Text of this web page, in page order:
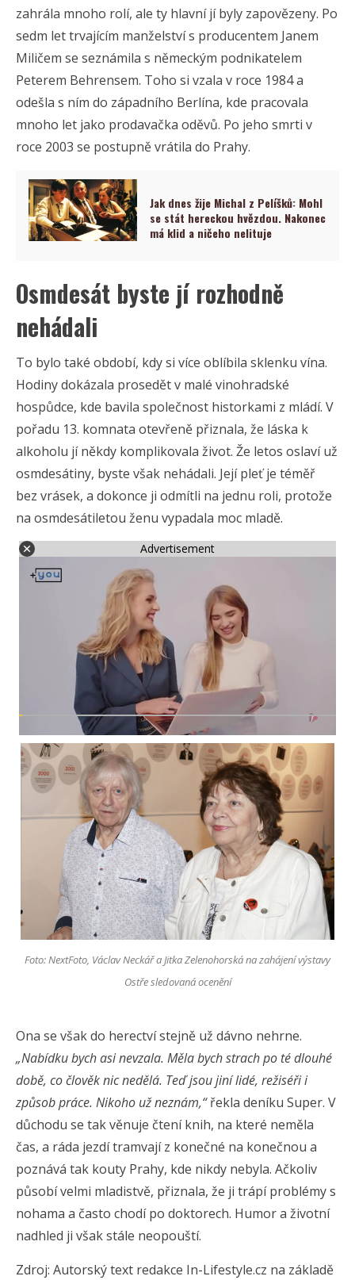
zahrála mnoho rolí, ale ty hlavní jí byly zapovězeny. Po
sedm let trvajícím manželství s producentem Janem
Miličem se seznámila s německým podnikatelem
Peterem Behrensem. Toho si vzala v roce 1984 a
odešla s ním do západního Berlína, kde pracovala
mnoho let jako prodavačka oděvů. Po jeho smrti v
roce 2003 se postupně vrátila do Prahy.
Jak dnes žije Michal z Pelíšků: Mohl
se stát hereckou hvězdou. Nakonec
má klid a ničeho nelituje
Osmdesát byste jí rozhodně
nehádali
To bylo také období, kdy si více oblíbila sklenku vína.
Hodiny dokázala prosedět v malé vinohradské
hospůdce, kde bavila společnost historkami z mládí. V
pořadu 13. komnata otevřeně přiznala, že láska k
alkoholu jí někdy komplikovala život. Že letos oslaví už
osmdesátiny, byste však nehádali. Její pleť je téměř
bez vrásek, a dokonce ji odmítli na jednu roli, protože
na osmdesátiletou ženu vypadala moc mladě.
Advertisement
Foto: NextFoto, Václav Neckář a Jitka Zelenohorská na zahájení výstavy
Ostře sledovaná ocenění
Ona se však do herectví stejně už dávno nehrne.
„Nabídku bych asi nevzala. Měla bych strach po té dlouhé
době, co člověk nic nedělá. Teď jsou jiní lidé, režiséři i
způsob práce. Nikoho už neznám,“řekla deníku Super. V
důchodu se tak věnuje čtení knih, na které neměla
čas, a ráda jezdí tramvají z konečné na konečnou a
poznává tak kouty Prahy, kde nikdy nebyla. Ačkoliv
působí velmi mladistvě, přiznala, že ji trápí problémy s
nohama a často chodí po doktorech. Humor a životní
nadhled ji však stále neopouští.
Zdroj: Autorský text redakce In-Lifestyle.cz na základě